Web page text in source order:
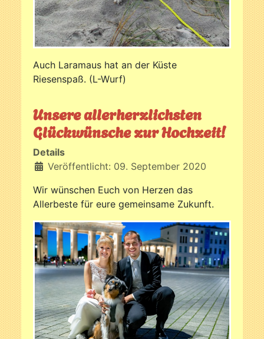
Auch Laramaus hat an der Küste
Riesenspaß. (L-Wurf)
Unsere allerherzlichsten
Glückwünsche zur Hochzeit!
Details
Veröffentlicht: 09. September 2020
Wir wünschen Euch von Herzen das
Allerbeste für eure gemeinsame Zukunft.